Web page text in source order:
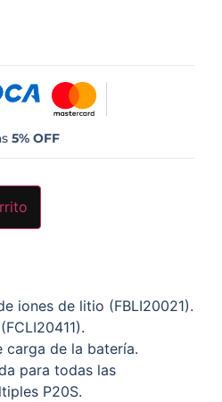
5% OFF
iones de litio (FBLI20021).
carga de la batería.
para todas las
P20S.